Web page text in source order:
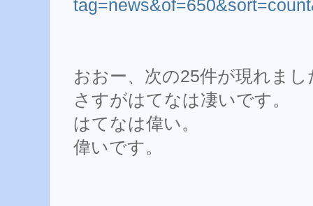
おおー、次の25件が現れまし
さすがはてなは凄いです。
はてなは偉い。
偉いです。